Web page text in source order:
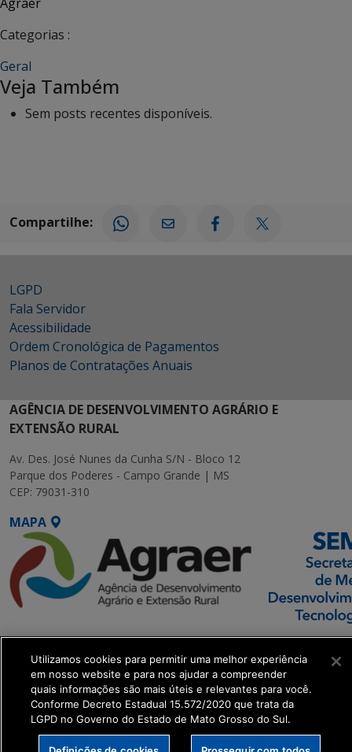
Categorias :
Geral
Veja Também
Sem posts recentes disponíveis.
Compartilhe:
LGPD
Fala Servidor
Acessibilidade
Ordem Cronológica de Pagamentos
Planos de Contratações Anuais
AGÊNCIA DE DESENVOLVIMENTO AGRÁRIO E
EXTENSÃO RURAL
Av. Des. José Nunes da Cunha S/N - Bloco 12
Parque dos Poderes - Campo Grande | MS
CEP: 79031-310
MAPA
SETDIG | Secretaria-
Executiva de
Transformação Digital
get_footer();
Utilizamos cookies para permitir uma melhor experiência
em nosso website e para nos ajudar a compreender
quais informações são mais úteis e relevantes para você.
Conforme Decreto Estadual 15.572/2020 que trata da
LGPD no Governo do Estado de Mato Grosso do Sul.